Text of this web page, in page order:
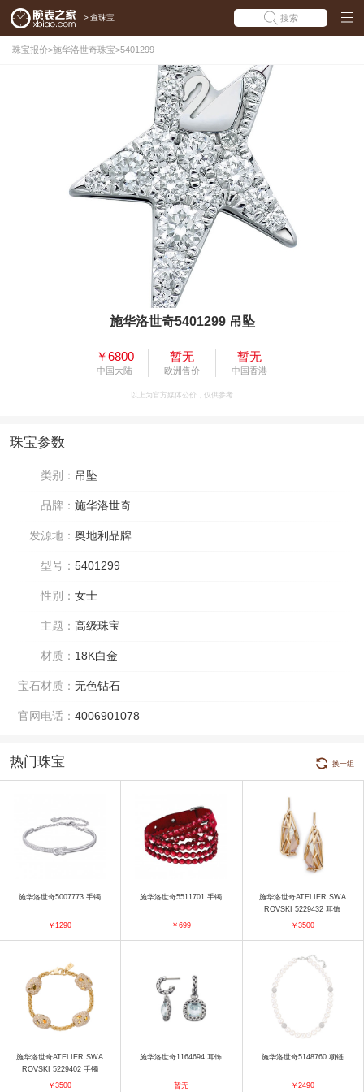
> 查珠宝 搜索
珠宝报价>施华洛世奇珠宝>5401299
施华洛世奇5401299 吊坠
￥6800
中国大陆
暂无
欧洲售价
暂无
中国香港
以上为官方媒体公价，仅供参考
珠宝参数
类别： 吊坠
品牌： 施华洛世奇
发源地： 奥地利品牌
型号： 5401299
性别： 女士
主题： 高级珠宝
材质： 18K白金
宝石材质： 无色钻石
官网电话： 4006901078
热门珠宝 换一组
施华洛世奇5007773 手镯
￥1290
施华洛世奇5511701 手镯
￥699
施华洛世奇ATELIER SWA
ROVSKI 5229432 耳饰
￥3500
施华洛世奇ATELIER SWA
ROVSKI 5229402 手镯
￥3500
施华洛世奇1164694 耳饰
暂无
施华洛世奇5148760 项链
￥2490